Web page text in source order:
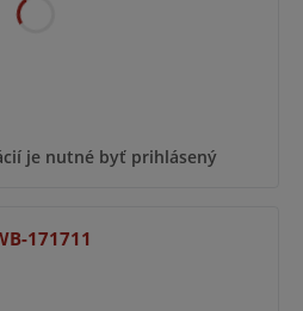
je nutné byť prihlásený
171711